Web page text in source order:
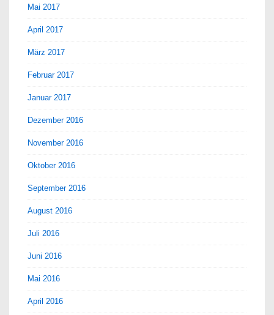
Mai 2017
April 2017
März 2017
Februar 2017
Januar 2017
Dezember 2016
November 2016
Oktober 2016
September 2016
August 2016
Juli 2016
Juni 2016
Mai 2016
April 2016